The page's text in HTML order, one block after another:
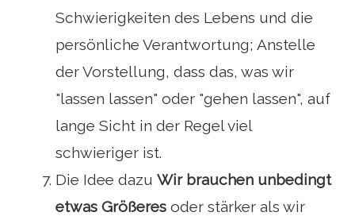
Schwierigkeiten des Lebens und die
persönliche Verantwortung; Anstelle
der Vorstellung, dass das, was wir
"lassen lassen" oder "gehen lassen", auf
lange Sicht in der Regel viel
schwieriger ist.
Die Idee dazu Wir brauchen unbedingt
etwas Größeres oder stärker als wir